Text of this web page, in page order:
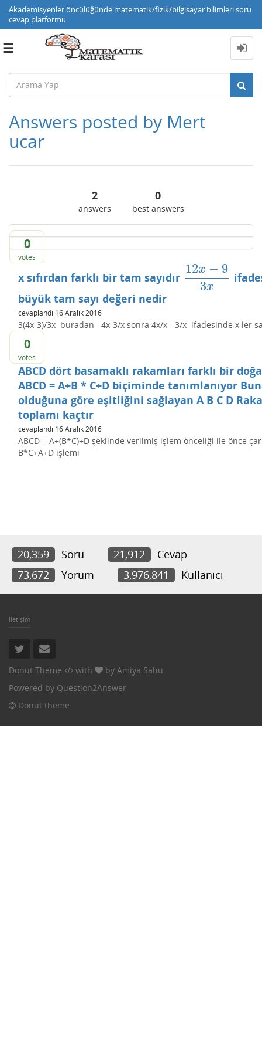
Akademisyenler öncülüğünde matematik/fizik/bilgisayar bilimleri soru
cevap platformu
Toggle
Answers posted by Mert
ucar
2
answers
0
best answers
0
votes
x sıfırdan farklı bir tam sayıdır
12x − 9
3x
12x−93x
büyük tam sayı değeri nedir
cevaplandı 16 Aralık 2016
3(4x-3)/3x buradan 4x-3/x sonra 4x/x - 3/x ifadesinde x ler
0
votes
ABCD dört basamaklı rakamları farklı bir
ABCD = A+B * C+D biçiminde tanımlanıyor
olduğuna göre eşitliğini sağlayan A B C D
toplamı kaçtır
cevaplandı 16 Aralık 2016
ABCD = A+(B*C)+D şeklinde verilmiş işlem önceliği ile önce
B*C+A+D işlemi
20,359 Soru 21,912
Cevap
73,672
Yorum 3,976,841 Kullanıcı
İletişim
Donut Theme with by Amiya Sahu
Powered by Question2Answer
Donut theme